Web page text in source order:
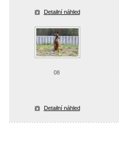
Detailní náhled
08
Detailní náhled